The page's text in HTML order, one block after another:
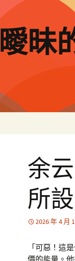
曖昧
余
所
2026 年 4 月
「可惡！這
價的能量。